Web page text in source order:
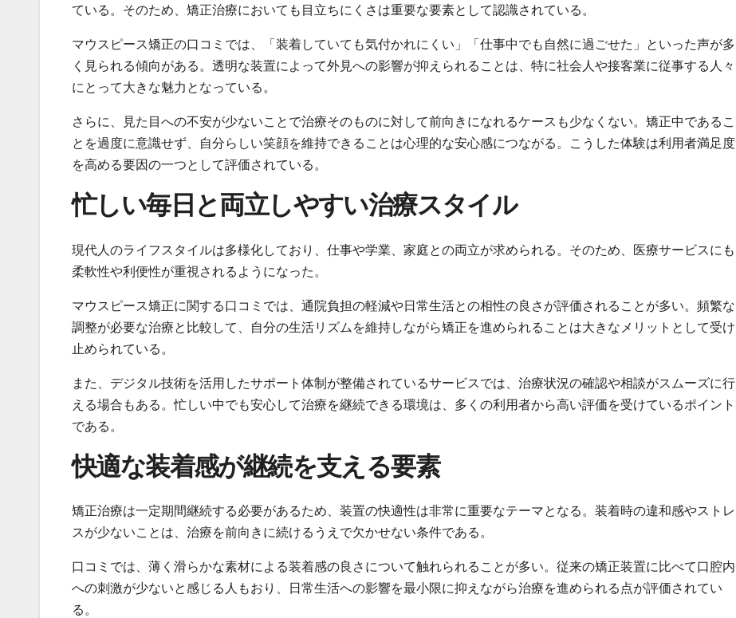
ている。そのため、矯正治療においても目立ちにくさは重要な要素として認識されている。
マウスピース矯正の口コミでは、「装着していても気付かれにくい」「仕事中でも自然に過ごせた」といった声が多
く見られる傾向がある。透明な装置によって外見への影響が抑えられることは、特に社会人や接客業に従事する人々
にとって大きな魅力となっている。
さらに、見た目への不安が少ないことで治療そのものに対して前向きになれるケースも少なくない。矯正中であるこ
とを過度に意識せず、自分らしい笑顔を維持できることは心理的な安心感につながる。こうした体験は利用者満足度
を高める要因の一つとして評価されている。
忙しい毎日と両立しやすい治療スタイル
現代人のライフスタイルは多様化しており、仕事や学業、家庭との両立が求められる。そのため、医療サービスにも
柔軟性や利便性が重視されるようになった。
マウスピース矯正に関する口コミでは、通院負担の軽減や日常生活との相性の良さが評価されることが多い。頻繁な
調整が必要な治療と比較して、自分の生活リズムを維持しながら矯正を進められることは大きなメリットとして受け
止められている。
また、デジタル技術を活用したサポート体制が整備されているサービスでは、治療状況の確認や相談がスムーズに行
える場合もある。忙しい中でも安心して治療を継続できる環境は、多くの利用者から高い評価を受けているポイント
である。
快適な装着感が継続を支える要素
矯正治療は一定期間継続する必要があるため、装置の快適性は非常に重要なテーマとなる。装着時の違和感やストレ
スが少ないことは、治療を前向きに続けるうえで欠かせない条件である。
口コミでは、薄く滑らかな素材による装着感の良さについて触れられることが多い。従来の矯正装置に比べて口腔内
への刺激が少ないと感じる人もおり、日常生活への影響を最小限に抑えながら治療を進められる点が評価されてい
る。